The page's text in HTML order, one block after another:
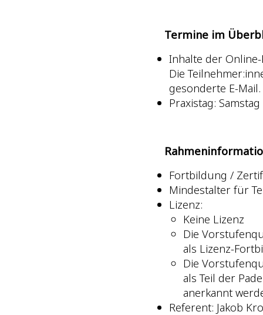
Termine im
Inhalte der Online-
Die
gesonderte E-Mail.
Praxistag:
Fortbildung /
Mindestalter für
Lizenz:
Keine Lizenz
Die
als Lizenz-
Die
als Teil der
anerkannt
Referent: Jakob